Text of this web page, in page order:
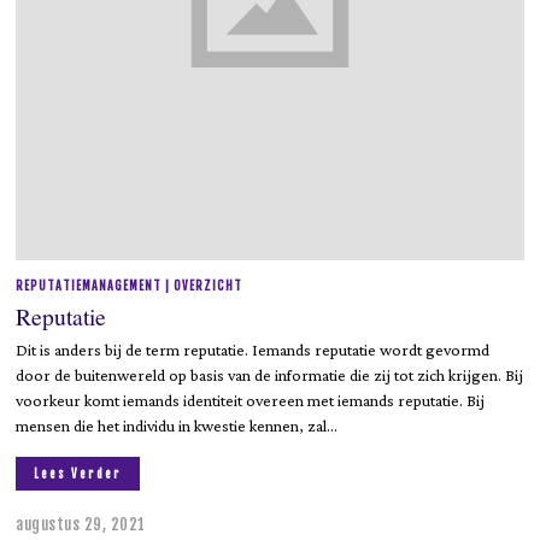
REPUTATIEMANAGEMENT | OVERZICHT
Reputatie
Dit is anders bij de term reputatie. Iemands reputatie wordt gevormd
door de buitenwereld op basis van de informatie die zij tot zich krijgen. Bij
voorkeur komt iemands identiteit overeen met iemands reputatie. Bij
mensen die het individu in kwestie kennen, zal…
Lees Verder
augustus 29, 2021